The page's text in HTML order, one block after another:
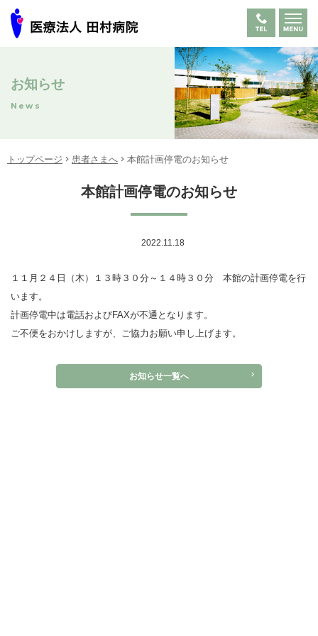
お知らせ
News
トップページ 患者さまへ 本館計画停電のお知らせ
本館計画停電のお知らせ
2022.11.18
１１月２４日（木）１３時３０分～１４時３０分 本館の計画停電を行
います。
計画停電中は電話およびFAXが不通となります。
ご不便をおかけしますが、ご協力お願い申し上げます。
お知らせ一覧へ